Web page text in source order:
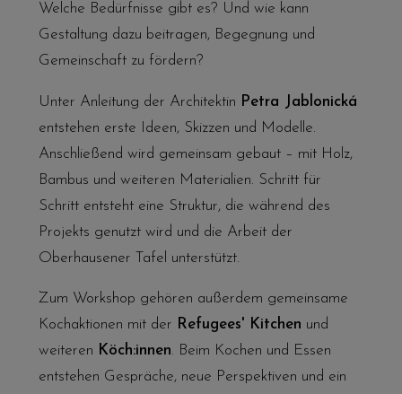
Welche Bedürfnisse gibt es? Und wie kann
Gestaltung dazu beitragen, Begegnung und
Gemeinschaft zu fördern?
Unter Anleitung der Architektin Petra Jablonická
entstehen erste Ideen, Skizzen und Modelle.
Anschließend wird gemeinsam gebaut – mit Holz,
Bambus und weiteren Materialien. Schritt für
Schritt entsteht eine Struktur, die während des
Projekts genutzt wird und die Arbeit der
Oberhausener Tafel unterstützt.
Zum Workshop gehören außerdem gemeinsame
Kochaktionen mit der Refugees' Kitchen und
weiteren Köch:innen. Beim Kochen und Essen
entstehen Gespräche, neue Perspektiven und ein